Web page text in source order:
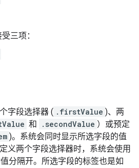
三项：
字段选择器 ( .firstValue )、两
和 .secondValue ）或预定
)。系统会同时显示所选字段的值
义两个字段选择器时，系统会使用
分隔开。所选字段的标签也是如